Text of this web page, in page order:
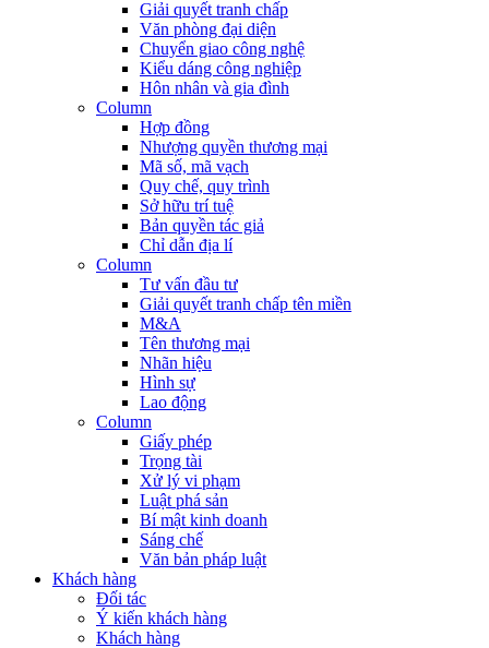
Giải quyết tranh chấp
Văn phòng đại diện
Chuyển giao công nghệ
Kiểu dáng công nghiệp
Hôn nhân và gia đình
Column
Hợp đồng
Nhượng quyền thương mại
Mã số, mã vạch
Quy chế, quy trình
Sở hữu trí tuệ
Bản quyền tác giả
Chỉ dẫn địa lí
Column
Tư vấn đầu tư
Giải quyết tranh chấp tên miền
M&A
Tên thương mại
Nhãn hiệu
Hình sự
Lao động
Column
Giấy phép
Trọng tài
Xử lý vi phạm
Luật phá sản
Bí mật kinh doanh
Sáng chế
Văn bản pháp luật
Khách hàng
Đối tác
Ý kiến khách hàng
Khách hàng